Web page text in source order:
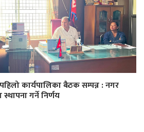
कार्यपालिका बैठक सम्पन्न : नगर
गर्ने निर्णय